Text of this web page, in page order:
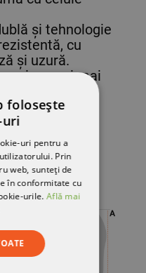
și tehnologie
cu
și uzură.
mai ușor și mai
fără metal.
folosește
uri
uri pentru a
Prin
web, sunteți de
în conformitate cu
urile.Află mai